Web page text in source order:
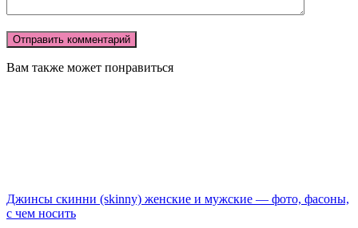
Вам также может понравиться
Джинсы скинни (skinny) женские и мужские — фото, фасоны,
с чем носить